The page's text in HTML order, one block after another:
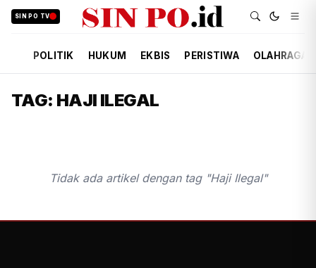
SIN PO TV
POLITIK HUKUM EKBIS PERISTIWA OLAHRAGA
TAG: HAJI ILEGAL
Tidak ada artikel dengan tag "Haji Ilegal"